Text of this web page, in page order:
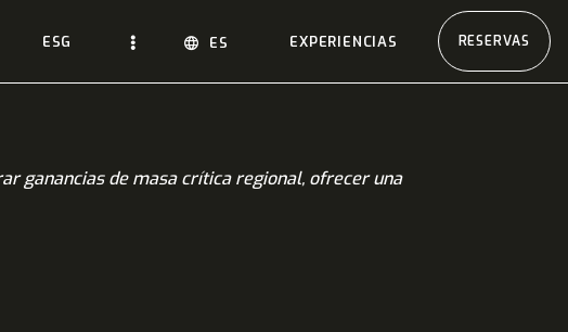
ESG ES EXPERIENCIAS RESERVAS
ganancias de masa crítica regional, ofrecer una